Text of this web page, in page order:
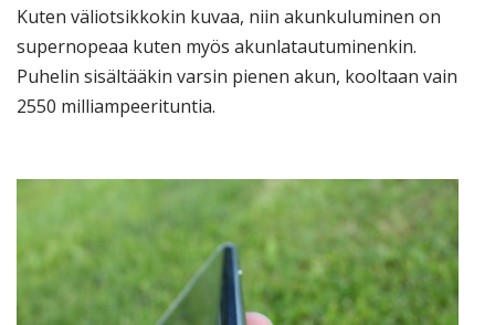
Kuten väliotsikkokin kuvaa, niin akunkuluminen on
supernopeaa kuten myös akunlatautuminenkin.
Puhelin sisältääkin varsin pienen akun, kooltaan vain
2550 milliampeerituntia.